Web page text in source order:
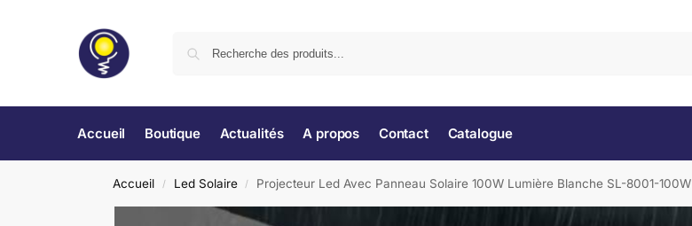
Accueil Boutique Actualités A propos Contact Catalogue
Accueil / Led Solaire / Projecteur Led Avec Panneau Solaire 100W Lumière Blanche SL-8001-100W